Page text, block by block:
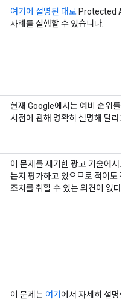
여기에 설명된 대로Protected
사례를 실행할 수 있습니다.
현재 Google에서는 예비 순위를
시점에 관해 명확히 설명해 달라고
이 문제를 제기한 광고 기술에서도
는지 평가하고 있으므로 적어도
조치를 취할 수 있는 의견이 없다
이 문제는 여기에서 자세히 설명했